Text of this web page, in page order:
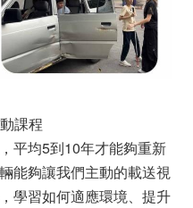
課程
平均5到10年才能夠重新
能夠讓我們主動的載送視
學習如何適應環境、提升